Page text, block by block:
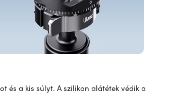
és a kis súlyt. A szilikon alátétek védik a